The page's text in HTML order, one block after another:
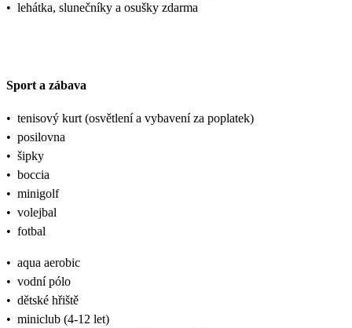
• lehátka, slunečníky a osušky zdarma
Sport a zábava
• tenisový kurt (osvětlení a vybavení za poplatek)
• posilovna
• šipky
• boccia
• minigolf
• volejbal
• fotbal
• aqua aerobic
• vodní pólo
• dětské hřiště
• miniclub (4-12 let)